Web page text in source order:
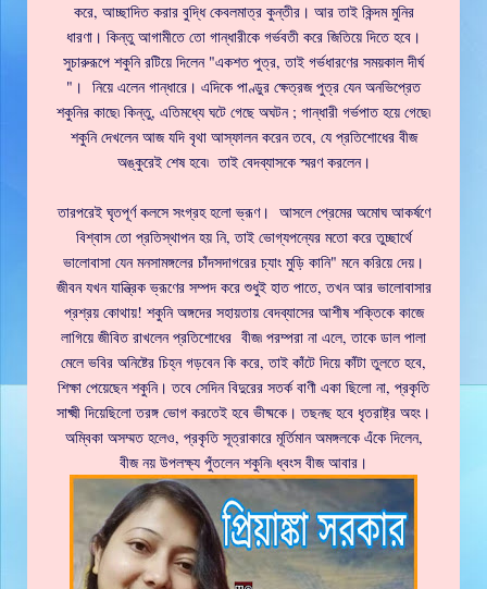
করে, আচ্ছাদিত করার বুদ্ধি কেবলমাত্র কুন্তীর। আর তাই কিন্দম মুনির
ধারণা। কিন্তু আগামীতে তো গান্ধারীকে গর্ভবতী করে জিতিয়ে দিতে হবে।
সুচারুরূপে শকুনি রটিয়ে দিলেন "একশত পুত্র, তাই গর্ভধারণের সময়কাল দীর্ঘ
"। নিয়ে এলেন গান্ধারে। এদিকে পাণ্ডুর ক্ষেত্রজ পুত্র যেন অনভিপ্রেত
শকুনির কাছে৷ কিন্তু, এতিমধ্যে ঘটে গেছে অঘটন ; গান্ধারী গর্ভপাত হয়ে গেছে৷
শকুনি দেখলেন আজ যদি বৃথা আস্ফালন করেন তবে, যে প্রতিশোধের বীজ
অঙ্কুরেই শেষ হবে৷ তাই বেদব্যাসকে স্মরণ করলেন।
তারপরেই ঘৃতপূর্ণ কলসে সংগ্রহ হলো ভ্রূণ। আসলে প্রেমের অমোঘ আকর্ষণে
বিশ্বাস তো প্রতিস্থাপন হয় নি, তাই ভোগ্যপন্যের মতো করে তুচ্ছার্থে
ভালোবাসা যেন মনসামঙ্গলের চাঁদসদাগরের চ্যাং মুড়ি কানি" মনে করিয়ে দেয়।
জীবন যখন যান্ত্রিক ভ্রূণের সম্পদ করে শুধুই হাত পাতে, তখন আর ভালোবাসার
প্রশ্রয় কোথায়! শকুনি অঙ্গদের সহায়তায় বেদব্যাসের আশীষ শক্তিকে কাজে
লাগিয়ে জীবিত রাখলেন প্রতিশোধের বীজ৷ পরম্পরা না এলে, তাকে ডাল পালা
মেলে ভবির অনিষ্টের চিহ্ন গড়বেন কি করে, তাই কাঁটে দিয়ে কাঁটা তুলতে হবে,
শিক্ষা পেয়েছেন শকুনি। তবে সেদিন বিদুরের সতর্ক বাণী একা ছিলো না, প্রকৃতি
সাক্ষ্মী দিয়েছিলো তরঙ্গ ভোগ করতেই হবে ভীষ্মকে। তছনছ হবে ধৃতরাষ্ট্র অহং।
অম্বিকা অসম্মত হলেও, প্রকৃতি সূত্রাকারে মূর্তিমান অমঙ্গলকে এঁকে দিলেন,
বীজ নয় উপলক্ষ্য পুঁতলেন শকুনি৷ ধ্বংস বীজ আবার।